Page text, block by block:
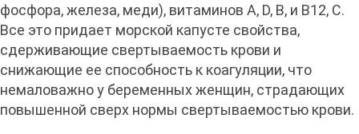
фосфора, железа, меди), витаминов A, D, В, и В12, С.
Все это придает морской капусте свойства,
сдерживающие свертываемость крови и
снижающие ее способность к коагуляции, что
немаловажно у беременных женщин, страдающих
повышенной сверх нормы свертываемостью крови.